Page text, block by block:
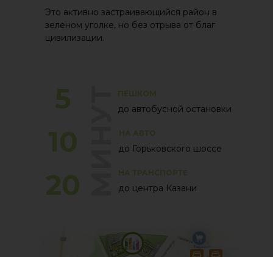
10 до Горьковского шоссе
НА АВТО
5 до автобусной остановки
ПЕШКОМ
20 до центра Казани
НА ТРАНСПОРТЕ
Это активно застраивающийся район в
зеленом уголке, но без отрыва от благ
цивилизации.